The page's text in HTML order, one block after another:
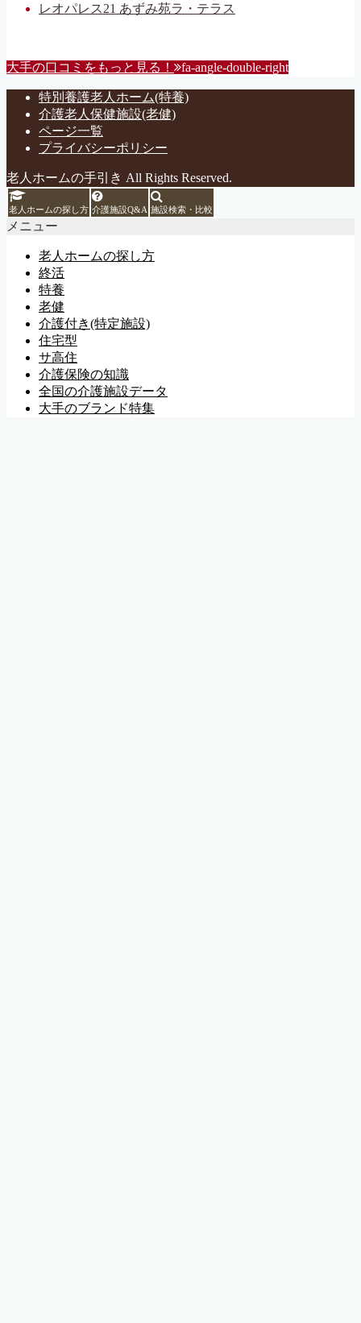
レオパレス21 あずみ苑ラ・テラス
大手の口コミをもっと見る！ fa-angle-double-right
特別養護老人ホーム(特養)
介護老人保健施設(老健)
ページ一覧
プライバシーポリシー
老人ホームの手引き All Rights Reserved.
老人ホームの探し方 介護施設Q&A 施設検索・比較
メニュー
老人ホームの探し方
終活
特養
老健
介護付き(特定施設)
住宅型
サ高住
介護保険の知識
全国の介護施設データ
大手のブランド特集